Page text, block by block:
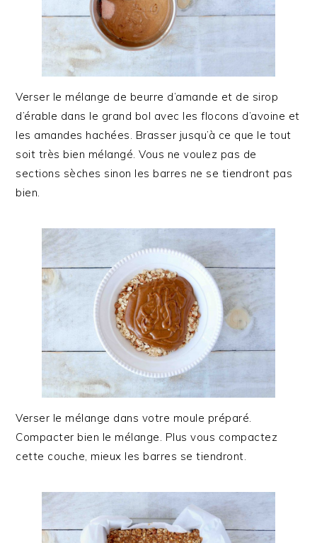
Verser le mélange de beurre d’amande et de sirop
d’érable dans le grand bol avec les flocons d’avoine et
les amandes hachées. Brasser jusqu’à ce que le tout
soit très bien mélangé. Vous ne voulez pas de
sections sèches sinon les barres ne se tiendront pas
bien.
Verser le mélange dans votre moule préparé.
Compacter bien le mélange. Plus vous compactez
cette couche, mieux les barres se tiendront.